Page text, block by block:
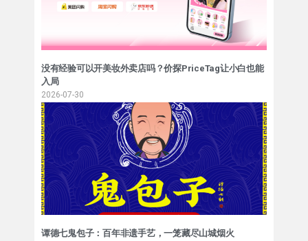
没有经验可以开美妆外卖店吗？价探PriceTag让小白也能
入局
2026-07-30
谭德七鬼包子：百年非遗手艺，一笼藏尽山城烟火